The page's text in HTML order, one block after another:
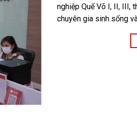
nghiệp Quế Võ I, II, III,
chuyên gia sinh sống